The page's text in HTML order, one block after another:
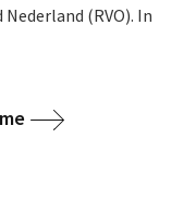
(RVO). In